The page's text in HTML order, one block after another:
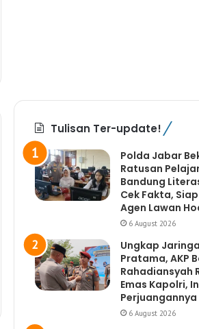
Tulisan Ter-update!
Polda Jabar
Ratusan
Bandung
Cek Fakta,
Agen Lawan
6 August 2026
Ungkap
Pratama, AKP
Rahadiansyah
Emas Kapolri,
Perjuangannya
6 August 2026